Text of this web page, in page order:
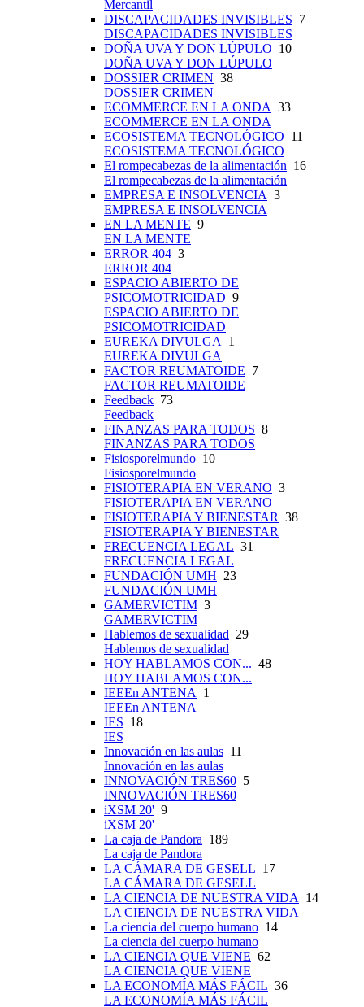
Mercantil
DISCAPACIDADES INVISIBLES 7
DISCAPACIDADES INVISIBLES
DOÑA UVA Y DON LÚPULO 10
DOÑA UVA Y DON LÚPULO
DOSSIER CRIMEN 38
DOSSIER CRIMEN
ECOMMERCE EN LA ONDA 33
ECOMMERCE EN LA ONDA
ECOSISTEMA TECNOLÓGICO 11
ECOSISTEMA TECNOLÓGICO
El rompecabezas de la alimentación 16
El rompecabezas de la alimentación
EMPRESA E INSOLVENCIA 3
EMPRESA E INSOLVENCIA
EN LA MENTE 9
EN LA MENTE
ERROR 404 3
ERROR 404
ESPACIO ABIERTO DE
PSICOMOTRICIDAD 9
ESPACIO ABIERTO DE
PSICOMOTRICIDAD
EUREKA DIVULGA
1
EUREKA DIVULGA
FACTOR REUMATOIDE 7
FACTOR REUMATOIDE
Feedback 73
Feedback
FINANZAS PARA TODOS 8
FINANZAS PARA TODOS
Fisiosporelmundo 10
Fisiosporelmundo
FISIOTERAPIA EN VERANO 3
FISIOTERAPIA EN VERANO
FISIOTERAPIA Y BIENESTAR 38
FISIOTERAPIA Y BIENESTAR
FRECUENCIA LEGAL 31
FRECUENCIA LEGAL
FUNDACIÓN UMH 23
FUNDACIÓN UMH
GAMERVICTIM 3
GAMERVICTIM
Hablemos de sexualidad 29
Hablemos de sexualidad
HOY HABLAMOS CON... 48
HOY HABLAMOS CON...
IEEEn ANTENA
1
IEEEn ANTENA
IES 18
IES
Innovación en las aulas 11
Innovación en las aulas
INNOVACIÓN TRES60 5
INNOVACIÓN TRES60
iXSM 20' 9
iXSM 20'
La caja de Pandora 189
La caja de Pandora
LA CÁMARA DE GESELL 17
LA CÁMARA DE GESELL
LA CIENCIA DE NUESTRA VIDA
14
LA CIENCIA DE NUESTRA VIDA
La ciencia del cuerpo humano 14
La ciencia del cuerpo humano
LA CIENCIA QUE VIENE 62
LA CIENCIA QUE VIENE
LA ECONOMÍA MÁS FÁCIL 36
LA ECONOMÍA MÁS FÁCIL